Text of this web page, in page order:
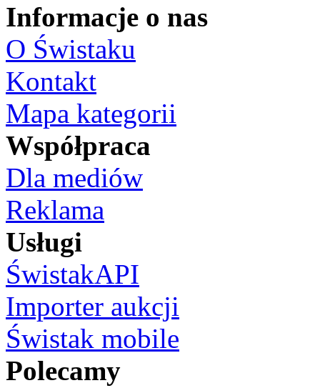
Informacje o nas
O Świstaku
Kontakt
Mapa kategorii
Współpraca
Dla mediów
Reklama
Usługi
ŚwistakAPI
Importer aukcji
Świstak mobile
Polecamy